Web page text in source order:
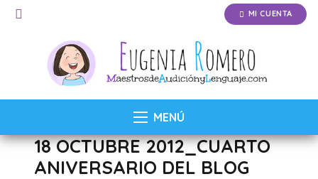
MI CUENTA
MENÚ
18 OCTUBRE 2012_CUARTO
ANIVERSARIO DEL BLOG